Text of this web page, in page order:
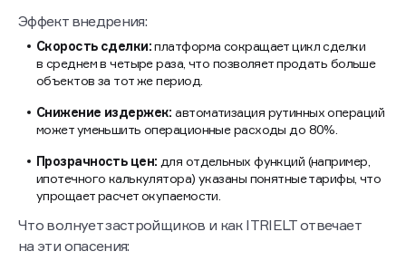
Эффект внедрения:
Скорость сделки:платформа сокращает цикл сделки
в среднем в четыре раза, что позволяет продать больше
объектов за тот же период.
Снижение издержек: автоматизация рутинных операций
может уменьшить операционные расходы до 80%.
Прозрачность цен: для отдельных функций (например,
ипотечного калькулятора) указаны понятные тарифы, что
упрощает расчет окупаемости.
Что волнует застройщиков и как ITRIELT отвечает
на эти опасения: